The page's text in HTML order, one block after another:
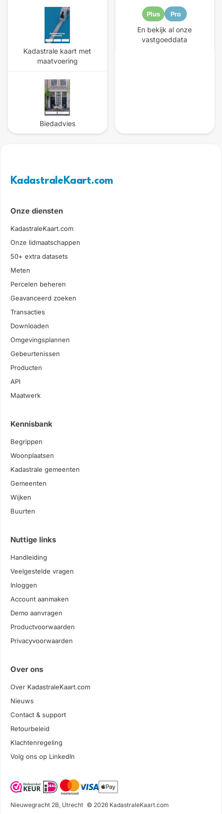
Kadastrale kaart met
maatvoering
Biedadvies
Plus Pro
En bekijk al onze
vastgoeddata
KadastraleKaart.com
Onze diensten
KadastraleKaart.com
Onze lidmaatschappen
50+ extra datasets
Meten
Percelen beheren
Geavanceerd zoeken
Transacties
Downloaden
Omgevingsplannen
Gebeurtenissen
Producten
API
Maatwerk
Kennisbank
Begrippen
Woonplaatsen
Kadastrale gemeenten
Gemeenten
Wijken
Buurten
Nuttige links
Handleiding
Veelgestelde vragen
Inloggen
Account aanmaken
Demo aanvragen
Productvoorwaarden
Privacyvoorwaarden
Over ons
Over KadastraleKaart.com
Nieuws
Contact & support
Retourbeleid
Klachtenregeling
Volg ons op LinkedIn
Nieuwegracht 2B, Utrecht © 2026 KadastraleKaart.com